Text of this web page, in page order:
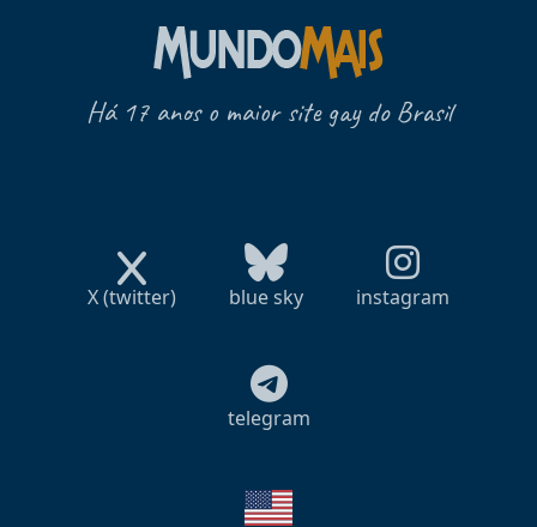
Há 17 anos o maior site gay do Brasil
X (twitter) blue sky instagram
telegram